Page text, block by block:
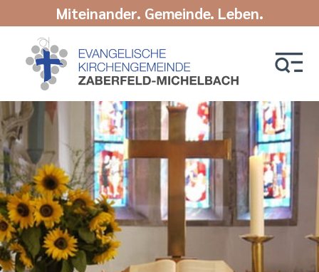
Miteinander. Gemeinde. Leben.